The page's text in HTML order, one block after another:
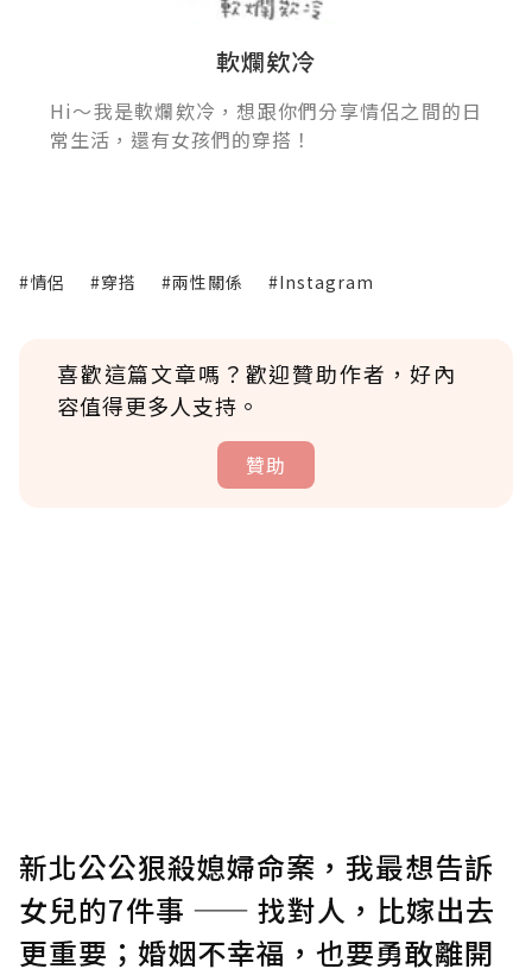
軟爛欸冷
Hi～我是軟爛欸冷，想跟你們分享情侶之間的日
常生活，還有女孩們的穿搭！
#情侶 #穿搭 #兩性關係 #Instagram
喜歡這篇文章嗎？歡迎贊助作者，好內
容值得更多人支持。
贊助
確認送出
新北公公狠殺媳婦命案，我最想告訴
女兒的7件事 —— 找對人，比嫁出去
更重要；婚姻不幸福，也要勇敢離開